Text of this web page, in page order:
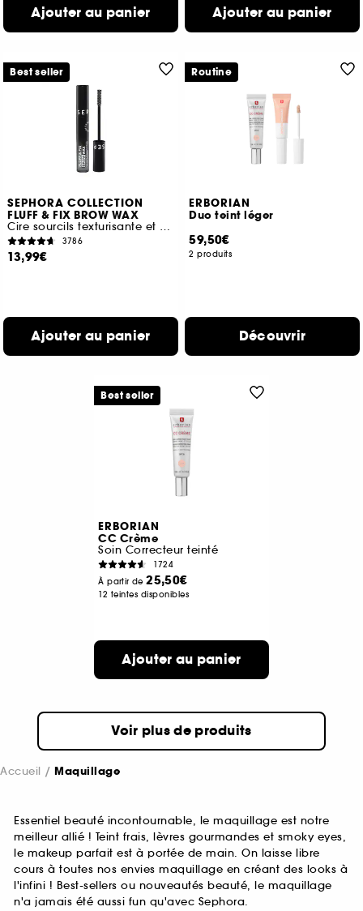
Ajouter au panier Ajouter au panier
SEPHORA COLLECTION
FLUFF & FIX BROW WAX
Cire sourcils texturisante et fixante
3786
13,99€
Ajouter au panier
Best seller
ERBORIAN
Duo teint léger
59,50€
2 produits
Découvrir
Routine
ERBORIAN
CC Crème
Soin Correcteur teinté
1724
À partir de25,50€
12 teintes disponibles
Ajouter au panier
Best seller
Voir plus de produits
Accueil Maquillage
Essentiel beauté incontournable, le maquillage est notre
meilleur allié ! Teint frais, lèvres gourmandes et smoky eyes,
le makeup parfait est à portée de main. On laisse libre
cours à toutes nos envies maquillage en créant des looks à
l'infini ! Best-sellers ou nouveautés beauté, le maquillage
n'a jamais été aussi fun qu'avec Sephora.